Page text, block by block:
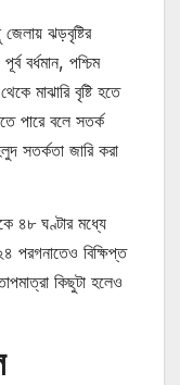
ঝড়বৃষ্টির
বর্ধমান, পশ্চিম
মাঝারি বৃষ্টি হতে
পারে বলে সতর্ক
সতর্কতা জারি করা
৪৮ ঘণ্টার মধ্যে
পরগনাতেও বিক্ষিপ্ত
কিছুটা হলেও